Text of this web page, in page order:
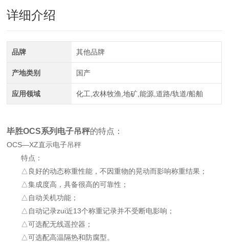
详细介绍
品牌 其他品牌
产地类别 国产
应用领域 化工,农林牧渔,地矿,能源,道路/轨道/船舶
毕胜OCS系列电子吊秤的特点：
OCS—XZ直示电子吊秤
特点：
△良好的动态称重性能，不因重物的晃动而影响称重结果；
△集成度高，具备很高的可靠性；
△自动关机功能；
△自动记录zui近13个称重记录并不受断电影响；
△可选配无线遥控器；
△可选配高温隔热和防腐型。